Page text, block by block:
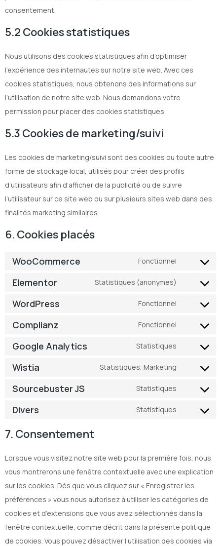
consentement.
5.2 Cookies statistiques
Nous utilisons des cookies statistiques afin d’optimiser
l’expérience des internautes sur notre site web. Avec ces
cookies statistiques, nous obtenons des informations sur
l’utilisation de notre site web. Nous demandons votre
permission pour placer des cookies statistiques.
5.3 Cookies de marketing/suivi
Les cookies de marketing/suivi sont des cookies ou toute autre
forme de stockage local, utilisés pour créer des profils
d’utilisateurs afin d’afficher de la publicité ou de suivre
l’utilisateur sur ce site web ou sur plusieurs sites web dans des
finalités marketing similaires.
6. Cookies placés
WooCommerce Fonctionnel
Elementor Statistiques (anonymes)
WordPress Fonctionnel
Complianz Fonctionnel
Google Analytics Statistiques
Wistia Statistiques, Marketing
Sourcebuster JS Statistiques
Divers Statistiques
7. Consentement
Lorsque vous visitez notre site web pour la première fois, nous
vous montrerons une fenêtre contextuelle avec une explication
sur les cookies. Dès que vous cliquez sur « Enregistrer les
préférences » vous nous autorisez à utiliser les catégories de
cookies et d’extensions que vous avez sélectionnés dans la
fenêtre contextuelle, comme décrit dans la présente politique
de cookies. Vous pouvez désactiver l’utilisation des cookies via